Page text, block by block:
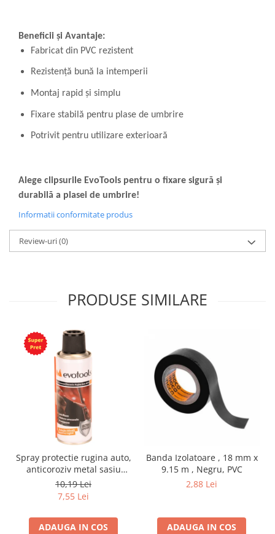
Beneficii și Avantaje:
Fabricat din PVC rezistent
Rezistență bună la intemperii
Montaj rapid și simplu
Fixare stabilă pentru plase de umbrire
Potrivit pentru utilizare exterioară
Alege clipsurile EvoTools pentru o fixare sigură și
durabilă a plasei de umbrire!
Informatii conformitate produs
Review-uri(0)
PRODUSE SIMILARE
Spray protectie rugina auto,
anticoroziv metal sasiu
praguri usi aerosol, 200 ml
10,19 Lei
7,55 Lei
ADAUGA IN COS
Banda Izolatoare , 18 mm x
9.15 m , Negru, PVC
2,88 Lei
ADAUGA IN COS